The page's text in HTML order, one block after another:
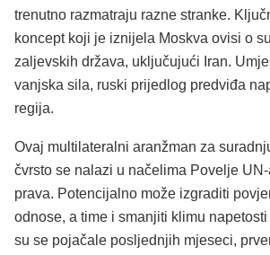
trenutno razmatraju razne stranke.
koncept koji je iznijela Moskva ovisi o
zaljevskih država, uključujući Iran.
vanjska sila, ruski prijedlog predviđa
regija.
Ovaj multilateralni aranžman za
čvrsto se nalazi u načelima Povelje
prava. Potencijalno može izgraditi
odnose, a time i smanjiti klimu
su se pojačale posljednjih mjeseci,